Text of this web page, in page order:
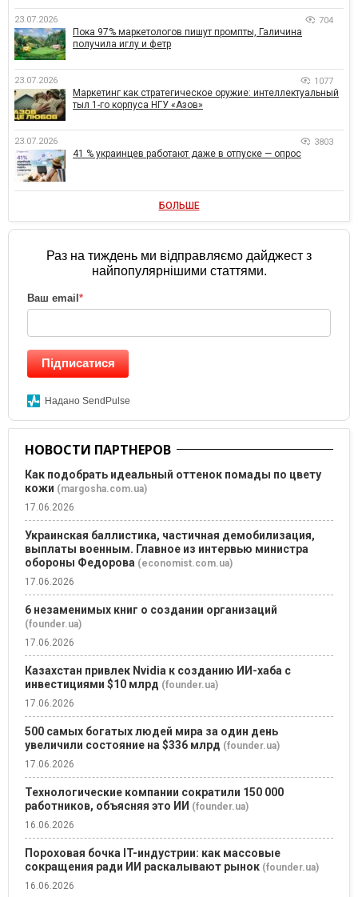
23.07.2026 704
Пока 97% маркетологов пишут промпты, Галичина
получила иглу и фетр
23.07.2026 1077
Маркетинг как стратегическое оружие: интеллектуальный
тыл 1-го корпуса НГУ «Азов»
23.07.2026 3803
41 % украинцев работают даже в отпуске — опрос
БОЛЬШЕ
Раз на тиждень ми відправляємо дайджест з
найпопулярнішими статтями.
Ваш email *
Підписатися
Надано SendPulse
НОВОСТИ ПАРТНЕРОВ
Как подобрать идеальный оттенок помады по цвету
кожи (margosha.com.ua)
17.06.2026
Украинская баллистика, частичная демобилизация,
выплаты военным. Главное из интервью министра
обороны Федорова (economist.com.ua)
17.06.2026
6 незаменимых книг о создании организаций
(founder.ua)
17.06.2026
Казахстан привлек Nvidia к созданию ИИ-хаба с
инвестициями $10 млрд (founder.ua)
17.06.2026
500 самых богатых людей мира за один день
увеличили состояние на $336 млрд (founder.ua)
17.06.2026
Технологические компании сократили 150 000
работников, объясняя это ИИ (founder.ua)
16.06.2026
Пороховая бочка IT-индустрии: как массовые
сокращения ради ИИ раскалывают рынок (founder.ua)
16.06.2026